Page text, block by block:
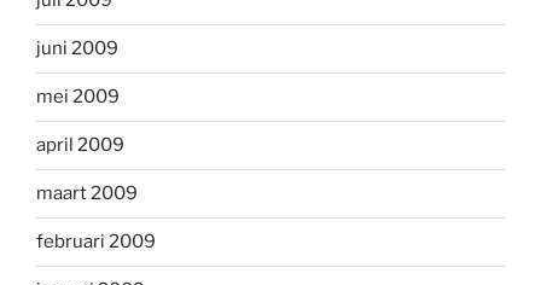
juni 2009
mei 2009
april 2009
maart 2009
februari 2009